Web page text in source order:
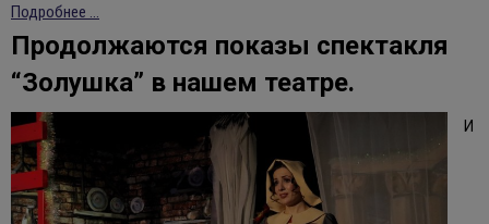
Подробнее ...
Продолжаются показы спектакля
“Золушка” в нашем театре.
И